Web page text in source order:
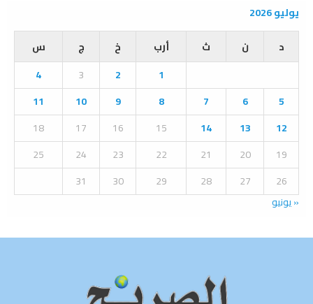
r
r
E
A
R
C
H
يوليو 2026
د
ن ث أرب خ ج
س
1
2
3
4
5
6
7
8
9
10
11
12
13
14
15
16
17
18
19
20
21
22
23
24
25
26
27
28
29
30
31
« يونيو